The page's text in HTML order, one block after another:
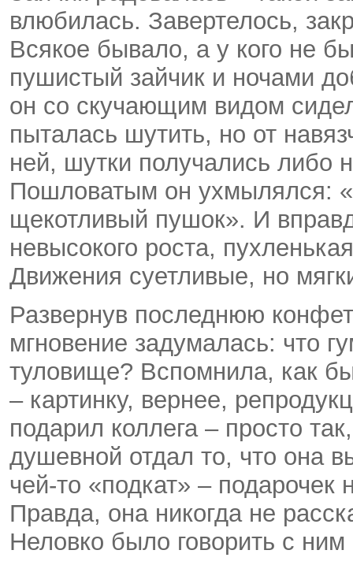
влюбилась. Завертелось,
Всякое бывало, а у кого не
пушистый зайчик и ночами
он со скучающим видом
пыталась шутить, но от
ней, шутки получались
Пошловатым он ухмылялся:
щекотливый пушок». И
невысокого роста,
Движения суетливые, но
Развернув последнюю
мгновение задумалась: что
туловище? Вспомнила, как
– картинку, вернее,
подарил коллега – просто
душевной отдал то, что она
чей-то «подкат» – подарочек
Правда, она никогда не
Неловко было говорить с